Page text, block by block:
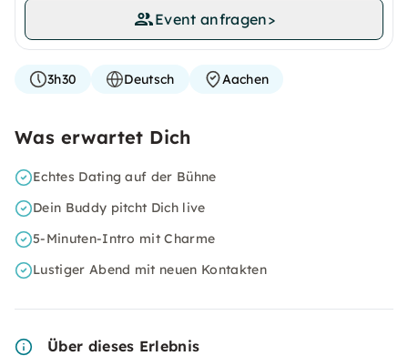
Event anfragen>
3h30 Deutsch Aachen
Was erwartet Dich
Echtes Dating auf der Bühne
Dein Buddy pitcht Dich live
5-Minuten-Intro mit Charme
Lustiger Abend mit neuen Kontakten
Über dieses Erlebnis